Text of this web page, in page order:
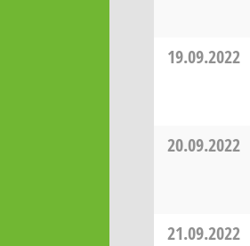
19.09.2022
20.09.2022
21.09.2022